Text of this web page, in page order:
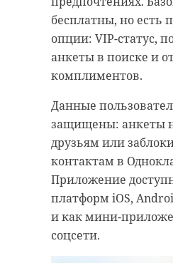
бесплатны, но есть
опции: VIP-статус,
анкеты в поиске и
комплиментов.
Данные
защищены: анкеты
друзьям или
контактам в
Приложение
платформ iOS,
и как мини-
соцсети.